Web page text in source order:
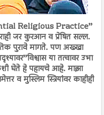
Religious Practice’’
जर कुरआन व प्रेषित सल्ल.
पुरावे मागते. पण अख्खा
या तत्वावर उभा
घेते हे पहायचे आहे. माझा
व मुस्लिम स्त्रियांवर काहीही